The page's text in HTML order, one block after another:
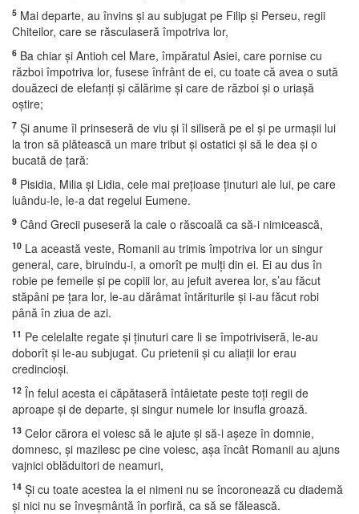
5 Mai departe, au învins şi au subjugat pe Filip şi Perseu, regii
Chiteilor, care se răsculaseră împotriva lor,
6 Ba chiar şi Antioh cel Mare, împăratul Asiei, care pornise cu
război împotriva lor, fusese înfrânt de ei, cu toate că avea o sută
douăzeci de elefanţi şi călărime şi care de război şi o uriaşă
oştire;
7 Şi anume îl prinseseră de viu şi îl siliseră pe el şi pe urmaşii lui
la tron să plătească un mare tribut şi ostatici şi să le dea şi o
bucată de ţară:
8 Pisidia, Milia şi Lidia, cele mai preţioase ţinuturi ale lui, pe care
luându-le, le-a dat regelui Eumene.
9 Când Grecii puseseră la cale o răscoală ca să-i nimicească,
10 La această veste, Romanii au trimis împotriva lor un singur
general, care, biruindu-i, a omorît pe mulţi din ei. Ei au dus în
robie pe femeile şi pe copiii lor, au jefuit averea lor, s’au făcut
stăpâni pe ţara lor, le-au dărâmat întăriturile şi i-au făcut robi
până în ziua de azi.
11 Pe celelalte regate şi ţinuturi care li se împotriviseră, le-au
doborît şi le-au subjugat. Cu prietenii şi cu aliaţii lor erau
credincioşi.
12 În felul acesta ei căpătaseră întâietate peste toţi regii de
aproape şi de departe, şi singur numele lor insufla groază.
13 Celor cărora ei voiesc să le ajute şi să-i aşeze în domnie,
domnesc, şi mazilesc pe cine voiesc, aşa încât Romanii au ajuns
vajnici oblăduitori de neamuri,
14 Şi cu toate acestea la ei nimeni nu se încoronează cu diademă
şi nici nu se înveşmântă în porfiră, ca să se fălească.